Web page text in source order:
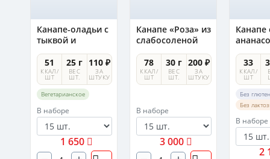
Канапе-оладьи с
тыквой и
сливочным
сыром
51
ККАЛ/
ШТ
25 г
ВЕС
ШТ.
110 ₽
ЗА
ШТУКУ
Вегетарианское
В наборе
1 650
Канапе «Роза» из
слабосоленой
семги
78
ККАЛ/
ШТ
30 г
ВЕС
ШТ.
200 ₽
ЗА
ШТУКУ
В наборе
3 000
Канапе
33
ККАЛ/
ШТ
Без
Без
В наборе
2